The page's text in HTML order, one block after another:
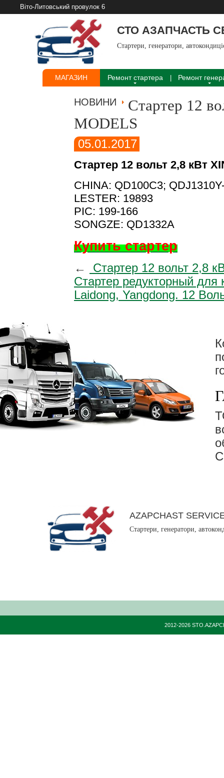
Віто-Литовський провулок 6
СТО АЗАПЧАСТЬ
Стартери, генератори,
МАГАЗИН Ремонт стартера Ремонт
НОВИНИ
Стартер 12
MODELS
05.01.2017
Стартер 12 вольт 2,8 кВт
CHINA: QD100C3;
LESTER: 19893
PIC: 199-166
SONGZE: QD1332A
Купить стартер
←
Стартер 12 вольт 2,8
Стартер редукторный для
Laidong, Yangdong. 12
AZAPCHAST
Стартери, генератори,
2012-2026